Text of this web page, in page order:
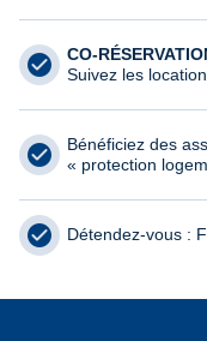
CO-
Suivez les
Bénéficiez des
« protection
Détendez-vous :